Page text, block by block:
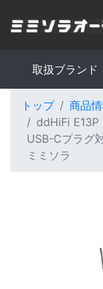
取扱ブランド
トップ
商品
ddHiFi
USB-Cプラグ
ミミソラ